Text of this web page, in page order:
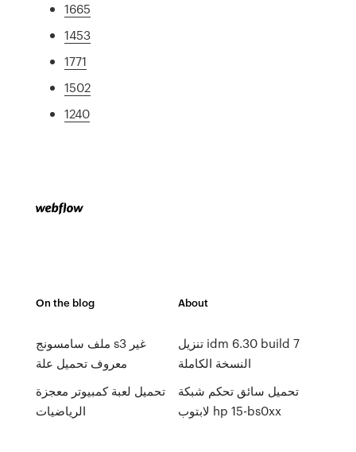
1665
1453
1771
1502
1240
On the blog
ملف سامسونج s3 غير
معروف تحميل علة
تحميل لعبة كمبيوتر معجزة
الرياضيات
About
تنزيل idm 6.30 build 7
النسخة الكاملة
تحميل سائق تحكم شبكة
لابتوب hp 15-bs0xx